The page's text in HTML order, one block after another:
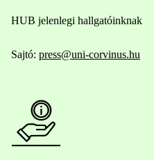
HUB jelenlegi hallgatóinknak
Sajtó: press@uni-corvinus.hu